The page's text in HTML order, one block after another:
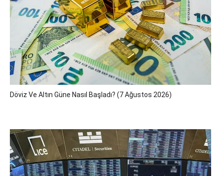
Döviz Ve Altın Güne Nasıl Başladı? (7 Ağustos 2026)